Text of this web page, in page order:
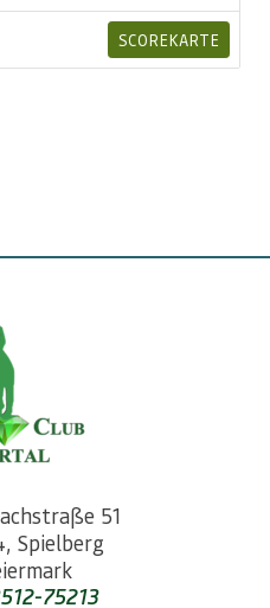
SCOREKARTE
51
Spielberg
75213